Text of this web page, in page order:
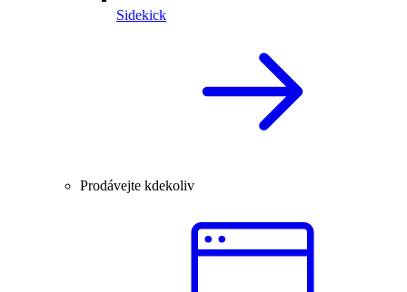
Sidekick
Prodávejte kdekoliv